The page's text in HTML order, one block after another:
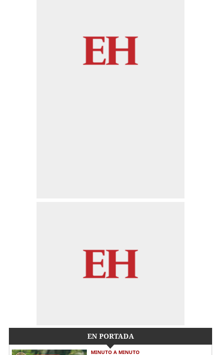
EN PORTADA
MINUTO A MINUTO